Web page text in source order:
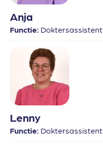
Anja
Functie: Doktersassistent
Lenny
Functie: Doktersassistent